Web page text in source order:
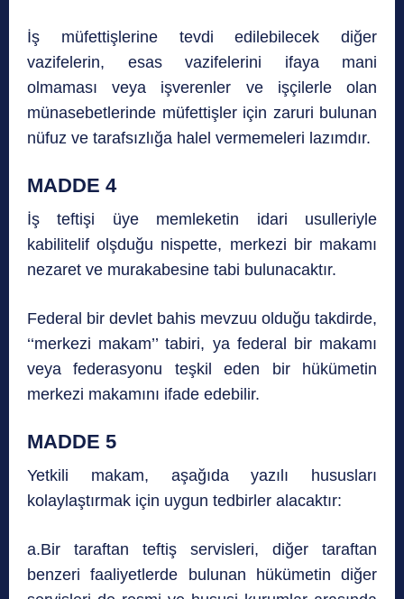
İş müfettişlerine tevdi edilebilecek diğer
vazifelerin, esas vazifelerini ifaya mani
olmaması veya işverenler ve işçilerle olan
münasebetlerinde müfettişler için zaruri bulunan
nüfuz ve tarafsızlığa halel vermemeleri lazımdır.
MADDE 4
İş teftişi üye memleketin idari usulleriyle
kabilitelif olşduğu nispette, merkezi bir makamı
nezaret ve murakabesine tabi bulunacaktır.
Federal bir devlet bahis mevzuu olduğu takdirde,
‘‘merkezi makam’’ tabiri, ya federal bir makamı
veya federasyonu teşkil eden bir hükümetin
merkezi makamını ifade edebilir.
MADDE 5
Yetkili makam, aşağıda yazılı hususları
kolaylaştırmak için uygun tedbirler alacaktır:
a.Bir taraftan teftiş servisleri, diğer taraftan
benzeri faaliyetlerde bulunan hükümetin diğer